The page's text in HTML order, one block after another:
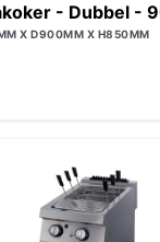
- Dubbel -
X D900MM X H850MM